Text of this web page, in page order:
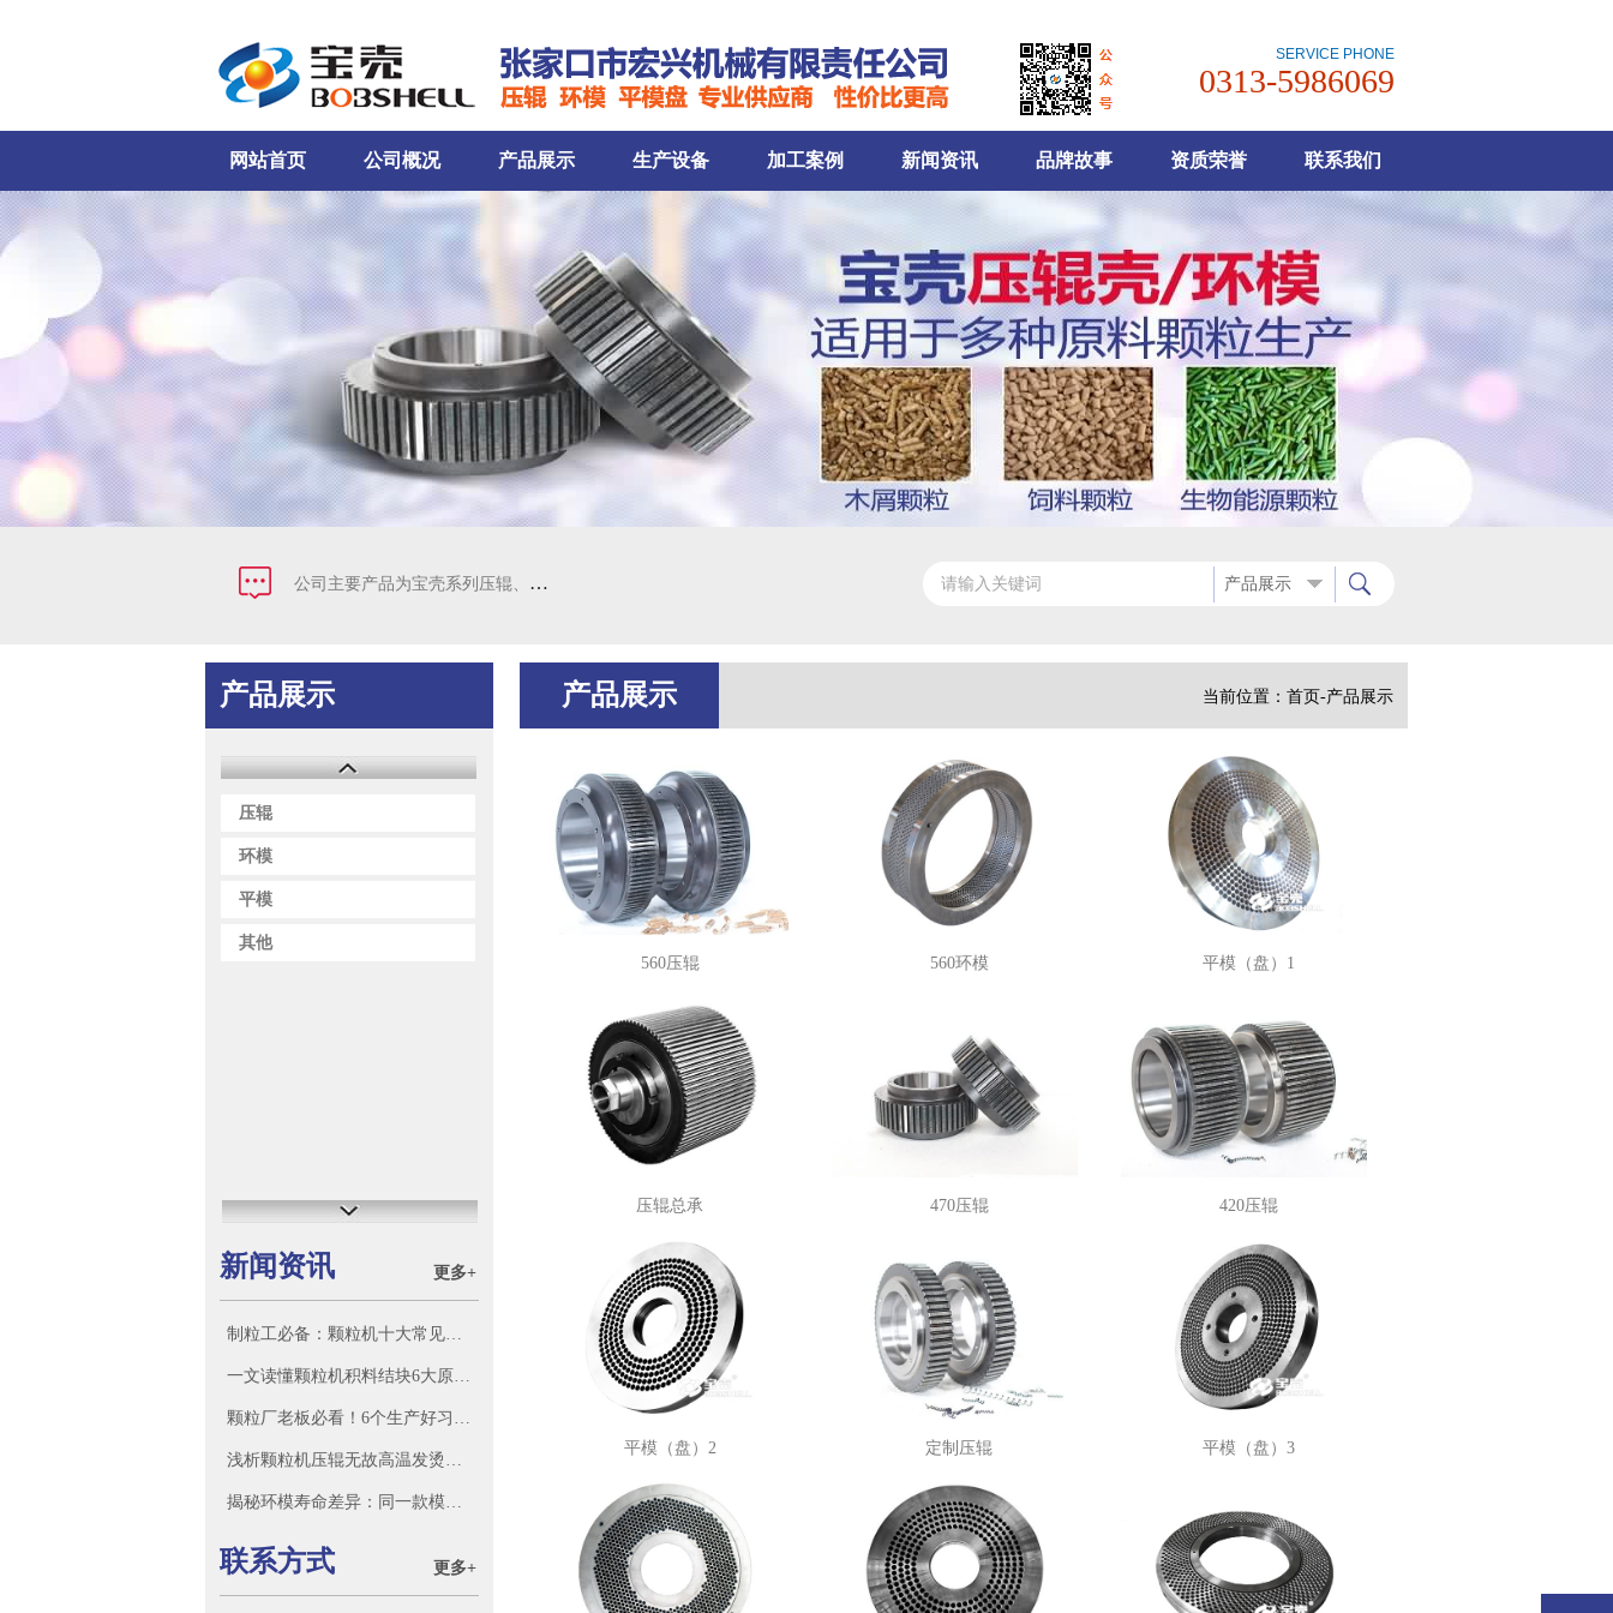
SERVICE PHONE
0313-5986069
网站首页 公司概况 产品展示 生产设备 加工案例 新闻资讯 品牌故事 资质荣誉 联系我们
公司主要产品为宝壳系列压辊、环模、平模盘 产品展示
产品展示
压辊
环模
平模
其他
新闻资讯 更多+
制粒工必备：颗粒机十大常见故障原因及处理方法
一文读懂颗粒机积料结块6大原因，告别反复堵机
颗粒厂老板必看！6个生产好习惯，产量利润稳稳上涨
浅析颗粒机压辊无故高温发烫原因
揭秘环模寿命差异：同一款模具，为什么别人的颗粒机用更久？
联系方式 更多+
产品展示 当前位置： 首页-产品展示
560压辊 560环模 平模（盘）1
压辊总承 470压辊 420压辊
平模（盘）2 定制压辊 平模（盘）3